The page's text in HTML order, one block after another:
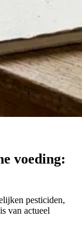
voeding:
pesticiden,
van actueel